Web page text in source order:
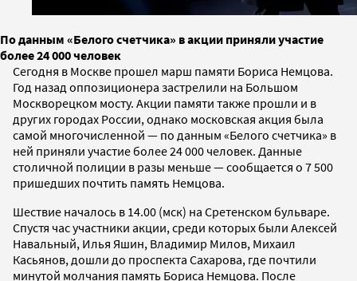
По данным «Белого счетчика» в акции приняли участие
более 24 000 человек
Сегодня в Москве прошел марш памяти Бориса Немцова.
Год назад оппозиционера застрелили на Большом
Москворецком мосту. Акции памяти также прошли и в
других городах России, однако московская акция была
самой многочисленной — по данным «Белого счетчика» в
ней приняли участие более 24 000 человек. Данные
столичной полиции в разы меньше — сообщается о 7 500
пришедших почтить память Немцова.
Шествие началось в 14.00 (мск) на Сретенском бульваре.
Спустя час участники акции, среди которых были Алексей
Навальный, Илья Яшин, Владимир Милов, Михаил
Касьянов, дошли до проспекта Сахарова, где почтили
минутой молчания память Бориса Немцова. После